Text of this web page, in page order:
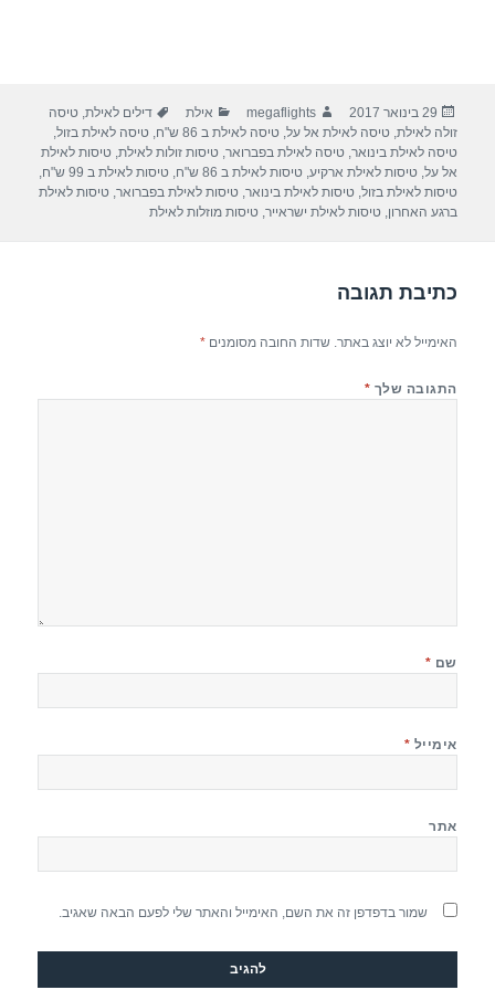
פורסם
בתאריך
29 בינואר 2017 מחבר
megaflights קטגוריות
אילת תגיות
דילים לאילת,טיסה
זולה לאילת,טיסה לאילת אל על,טיסה לאילת ב 86 ש"ח ,טיסה לאילת בזול,
טיסה לאילת בינואר,טיסה לאילת בפברואר,טיסות זולות לאילת,טיסות לאילת
אל על,טיסות לאילת ארקיע,טיסות לאילת ב 86 ש"ח ,טיסות לאילת ב 99 ש"ח
,
טיסות לאילת בזול,טיסות לאילת בינואר,טיסות לאילת בפברואר,טיסות לאילת
ברגע האחרון,טיסות לאילת ישראייר,טיסות מוזלות לאילת
כתיבת תגובה
האימייל לא יוצג באתר. שדות החובה מסומנים*
התגובה שלך *
שם *
אימייל *
אתר
שמור בדפדפן זה את השם, האימייל והאתר שלי לפעם הבאה שאגיב.